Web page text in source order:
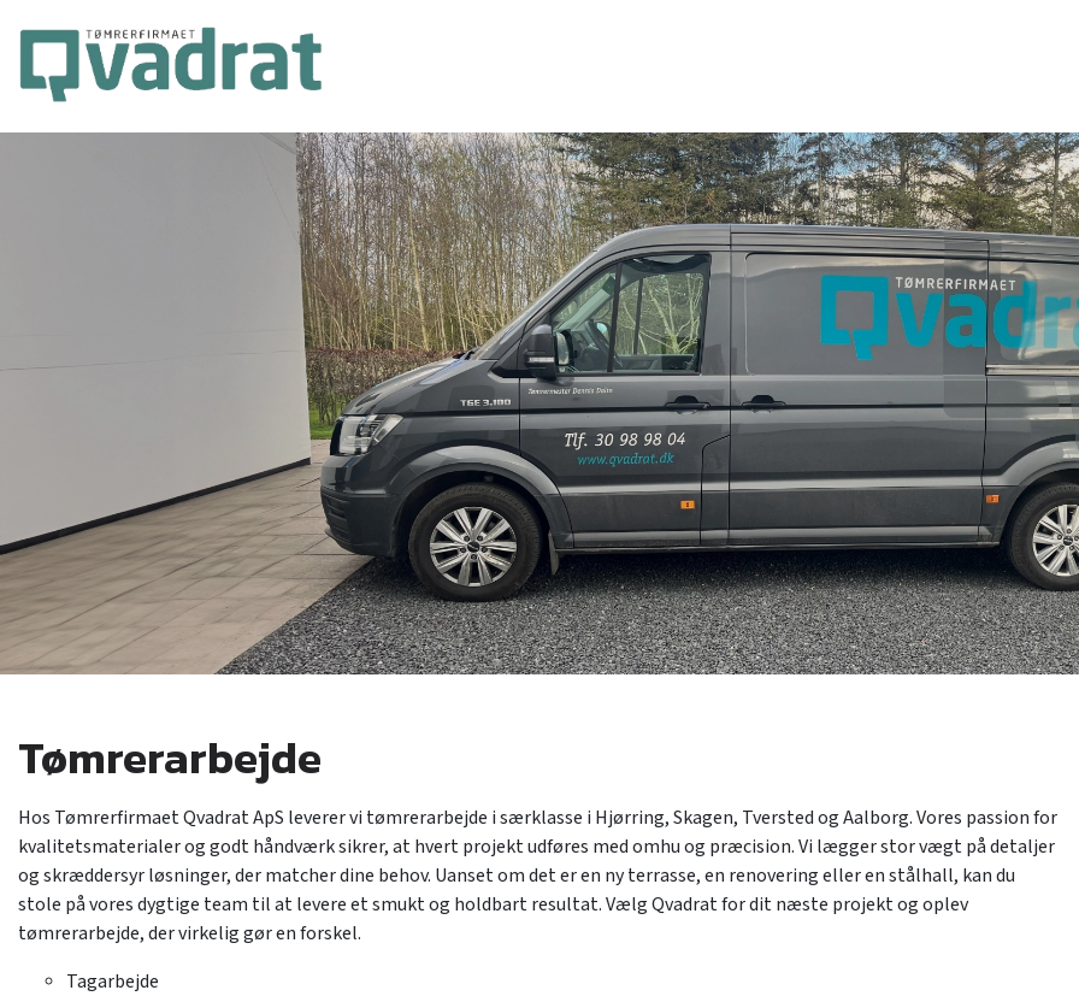
hovedindhold
Tømrerarbejde
Hos Tømrerfirmaet Qvadrat ApS leverer vi tømrerarbejde i særklasse i Hjørring, Skagen, Tversted og Aalborg. Vores passion for
kvalitetsmaterialer og godt håndværk sikrer, at hvert projekt udføres med omhu og præcision. Vi lægger stor vægt på detaljer
og skræddersyr løsninger, der matcher dine behov. Uanset om det er en ny terrasse, en renovering eller en stålhall, kan du
stole på vores dygtige team til at levere et smukt og holdbart resultat. Vælg Qvadrat for dit næste projekt og oplev
tømrerarbejde, der virkelig gør en forskel.
Tagarbejde